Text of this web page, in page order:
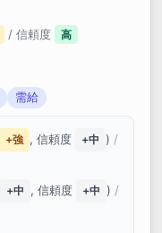
/ 信頼度 高
需給
+強 , 信頼度 +中 ) /
+中 , 信頼度 +中 ) /